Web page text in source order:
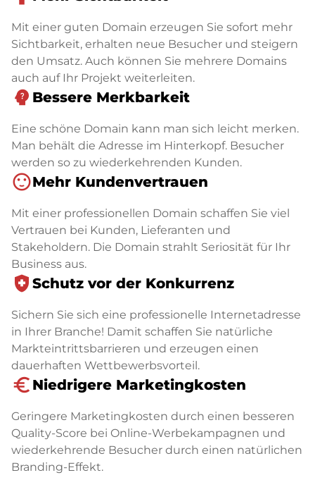
Mit einer guten Domain erzeugen Sie sofort mehr
Sichtbarkeit, erhalten neue Besucher und steigern
den Umsatz. Auch können Sie mehrere Domains
auch auf Ihr Projekt weiterleiten.
psychology_alt Bessere Merkbarkeit
Eine schöne Domain kann man sich leicht merken.
Man behält die Adresse im Hinterkopf. Besucher
werden so zu wiederkehrenden Kunden.
sentiment_satisfiedMehr Kundenvertrauen
Mit einer professionellen Domain schaffen Sie viel
Vertrauen bei Kunden, Lieferanten und
Stakeholdern. Die Domain strahlt Seriosität für Ihr
Business aus.
health_and_safety Schutz vor der Konkurrenz
Sichern Sie sich eine professionelle Internetadresse
in Ihrer Branche! Damit schaffen Sie natürliche
Markteintrittsbarrieren und erzeugen einen
dauerhaften Wettbewerbsvorteil.
euro_symbol Niedrigere Marketingkosten
Geringere Marketingkosten durch einen besseren
Quality-Score bei Online-Werbekampagnen und
wiederkehrende Besucher durch einen natürlichen
Branding-Effekt.